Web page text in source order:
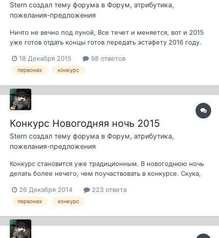
Stern создал тему форума в Форум, атрибутика,
пожелания-предложения
Ничто не вечно под луной, Все течет и меняется, вот и 2015
уже готов отдать концы готов передать эстафету 2016 году.
будем отвлекаться. Итак, конкурс. Как известно, большинству
форумчан абсолютно нечего делать в новогоднюю ночь,
18 Декабря 2015 98 ответов
первонах конкурс
Конкурс Новогодняя ночь 2015
Stern создал тему форума в Форум, атрибутика,
пожелания-предложения
Конкурс становится уже традиционным. В новогоднюю ночь
делать более нечего, чем поучаствовать в конкурсе. Скука,
будет порезвиться неплохо. Итак. Поменяем время ч, и
чтобы это выглядело как пародия на логику, то: Год у на
26 Декабря 2014 223 ответа
первонах конкурс